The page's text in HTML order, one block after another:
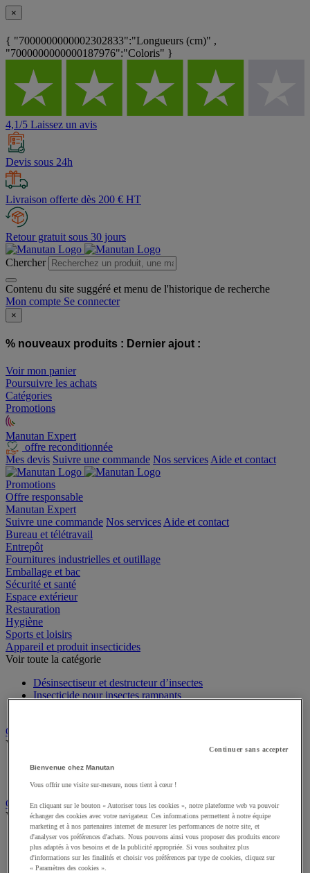
×
{ "7000000000002302833":"Longueurs (cm)" ,
"7000000000000187976":"Coloris" }
4,1/5 Laissez un avis
Devis sous 24h
Livraison offerte dès 200 € HT
Retour gratuit sous 30 jours
Chercher
Contenu du site suggéré et menu de l'historique de recherche
Mon compte Se connecter
×
% nouveaux produits : Dernier ajout :
Voir mon panier
Poursuivre les achats
Catégories
Promotions
Manutan Expert
offre reconditionnée
Mes devis Suivre une commande Nos services Aide et contact
Promotions
Offre responsable
Manutan Expert
Suivre une commande Nos services Aide et contact
Bureau et télétravail
Entrepôt
Fournitures industrielles et outillage
Emballage et bac
Sécurité et santé
Espace extérieur
Restauration
Hygiène
Sports et loisirs
Appareil et produit insecticides
Voir toute la catégorie
Désinsectiseur et destructeur d’insectes
Insecticide pour insectes rampants
Chariot à linge et armoire à linge
Voir toute la catégorie
Chariot à linge
Sac à linge et accessoires
Chariot de nettoyage
Voir toute la catégorie
Accessoires pour chariot de nettoyage
Chariot de lavage
Chariot de ménage
Continuer sans accepter
Bienvenue chez Manutan
Vous offrir une visite sur-mesure, nous tient à cœur !
En cliquant sur le bouton « Autoriser tous les cookies », notre plateforme web va pouvoir
échanger des cookies avec votre navigateur. Ces informations permettent à notre équipe
marketing et à nos partenaires internet de mesurer les performances de notre site, et
d'analyser vos préférences d'achats. Nous pouvons ainsi vous proposer des produits encore
plus adaptés à vos besoins et de la publicité appropriée. Si vous souhaitez plus
d'informations sur les finalités et choisir vos préférences par type de cookies, cliquez sur
« Paramètres des cookies ».